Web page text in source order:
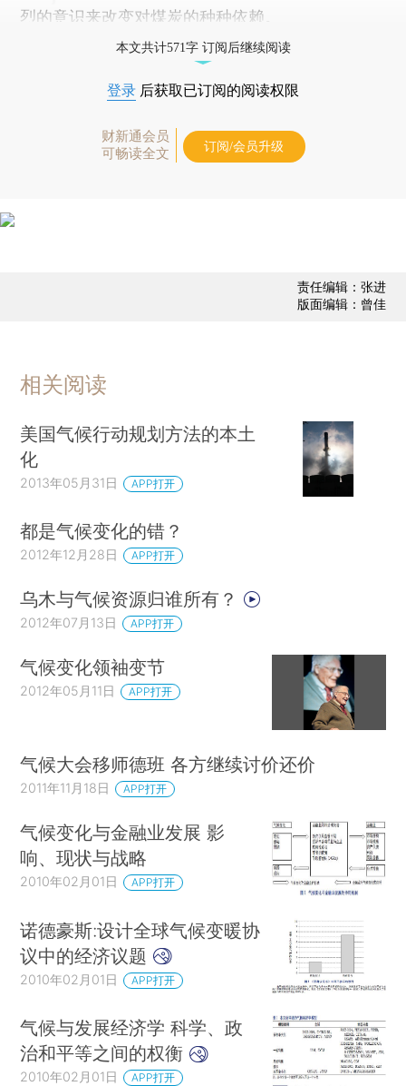
烈的意识来改变对煤炭的种种依赖。
本文共计571字 订阅后继续阅读
登录 后获取已订阅的阅读权限
财新通会员
可畅读全文
订阅/会员升级
责任编辑：张进
版面编辑：曾佳
相关阅读
美国气候行动规划方法的本土
化
2013年05月31日 APP打开
都是气候变化的错？
2012年12月28日 APP打开
乌木与气候资源归谁所有？
2012年07月13日 APP打开
气候变化领袖变节
2012年05月11日 APP打开
气候大会移师德班 各方继续讨价还价
2011年11月18日 APP打开
气候变化与金融业发展 影
响、现状与战略
2010年02月01日 APP打开
诺德豪斯:设计全球气候变暖协
议中的经济议题
2010年02月01日 APP打开
气候与发展经济学 科学、政
治和平等之间的权衡
2010年02月01日 APP打开